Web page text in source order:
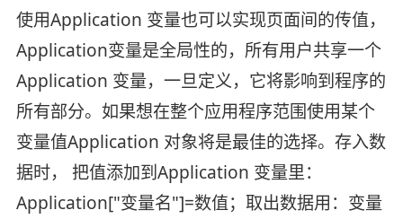
使用Application 变量也可以实现页面间的传值，
Application变量是全局性的，所有用户共享一个
Application 变量，一旦定义，它将影响到程序的
所有部分。如果想在整个应用程序范围使用某个
变量值Application 对象将是最佳的选择。存入数
据时， 把值添加到Application 变量里：
Application["变量名"]=数值；取出数据用：变量